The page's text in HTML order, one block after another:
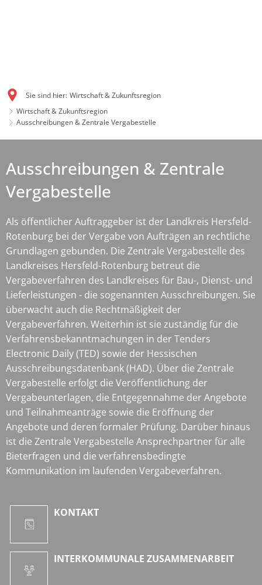
Sie sind hier: Wirtschaft & Zukunftsregion
Wirtschaft & Zukunftsregion
Ausschreibungen & Zentrale Vergabestelle
Ausschreibungen & Zentrale
Vergabestelle
Als öffentlicher Auftraggeber ist der Landkreis Hersfeld-
Rotenburg bei der Vergabe von Aufträgen an rechtliche
Grundlagen gebunden. Die Zentrale Vergabestelle des
Landkreises Hersfeld-Rotenburg betreut die
Vergabeverfahren des Landkreises für Bau-, Dienst- und
Lieferleistungen - die sogenannten Ausschreibungen. Sie
überwacht auch die Rechtmäßigkeit der
Vergabeverfahren. Weiterhin ist sie zuständig für die
Verfahrensbekanntmachungen in der Tenders
Electronic Daily (TED) sowie der Hessischen
Ausschreibungsdatenbank (HAD). Über die Zentrale
Vergabestelle erfolgt die Veröffentlichung der
Vergabeunterlagen, die Entgegennahme der Angebote
und Teilnahmeanträge sowie die Eröffnung der
Angebote und deren formaler Prüfung. Darüber hinaus
ist die Zentrale Vergabestelle Ansprechpartner für alle
Bieterfragen und die verfahrensbedingte
Kommunikation im laufenden Vergabeverfahren.
KONTAKT
INTERKOMMUNALE ZUSAMMENARBEIT